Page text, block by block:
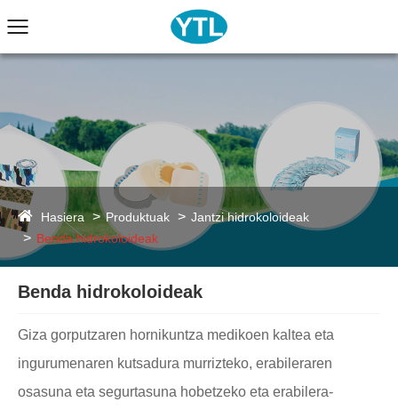
Hasiera Produktuak
Jantzi hidrokoloideak
Benda hidrokoloideak
Benda hidrokoloideak
Giza gorputzaren hornikuntza medikoen kaltea eta
ingurumenaren kutsadura murrizteko, erabileraren
osasuna eta segurtasuna hobetzeko eta erabilera-